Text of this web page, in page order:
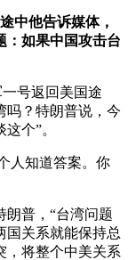
中他告诉媒体，
：如果中国攻击台
号返回美国途
吗？特朗普说，今
个”。
人知道答案。你
朗普，“台湾问题
国关系就能保持总
，将整个中美关系